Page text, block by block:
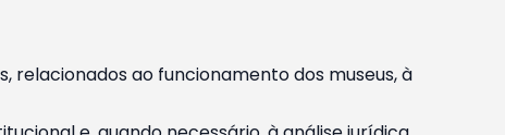
relacionados ao funcionamento dos museus, à